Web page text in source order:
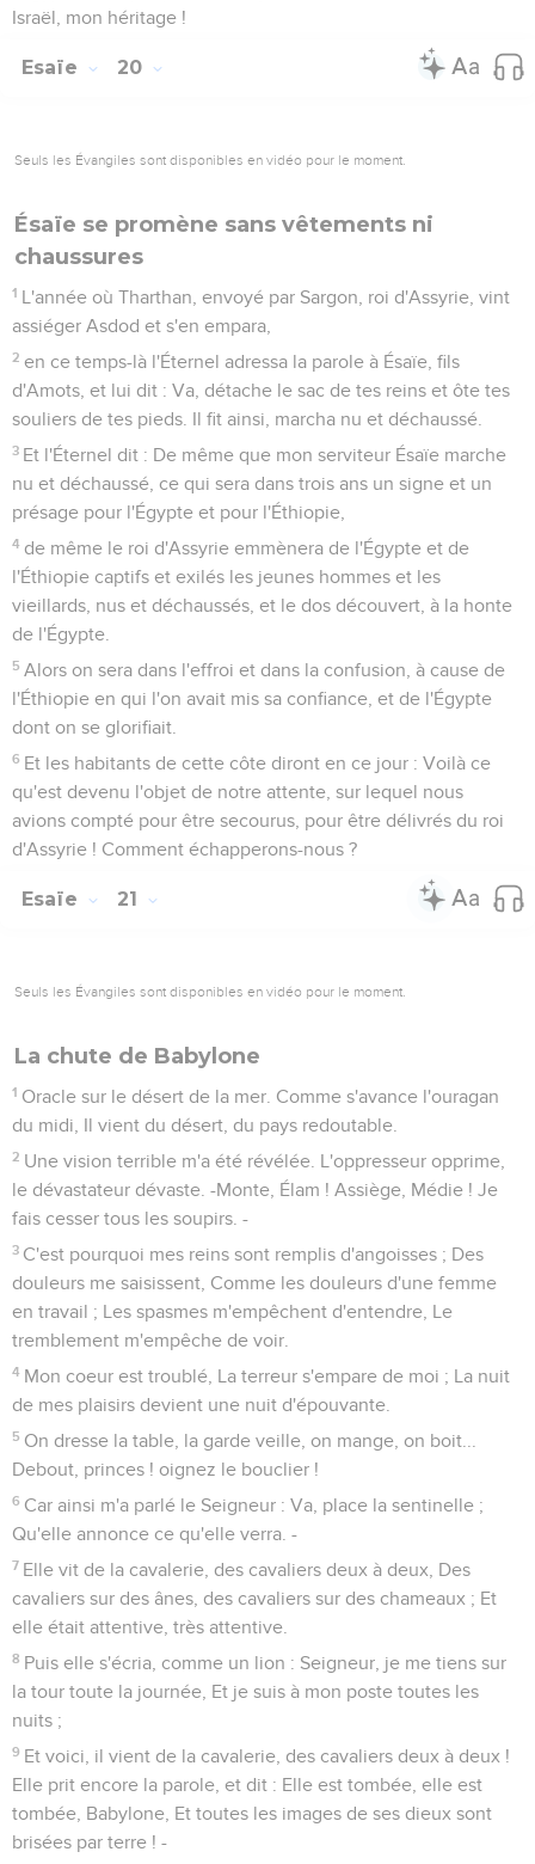
Israël, mon héritage !
Esaïe 20
Seuls les Évangiles sont disponibles en vidéo pour le moment.
Ésaïe se promène sans vêtements ni
chaussures
1 L'année où Tharthan, envoyé par Sargon, roi d'Assyrie, vint
assiéger Asdod et s'en empara,
2 en ce temps-là l'Éternel adressa la parole à Ésaïe, fils
d'Amots, et lui dit : Va, détache le sac de tes reins et ôte tes
souliers de tes pieds. Il fit ainsi, marcha nu et déchaussé.
3 Et l'Éternel dit : De même que mon serviteur Ésaïe marche
nu et déchaussé, ce qui sera dans trois ans un signe et un
présage pour l'Égypte et pour l'Éthiopie,
4 de même le roi d'Assyrie emmènera de l'Égypte et de
l'Éthiopie captifs et exilés les jeunes hommes et les
vieillards, nus et déchaussés, et le dos découvert, à la honte
de l'Égypte.
5 Alors on sera dans l'effroi et dans la confusion, à cause de
l'Éthiopie en qui l'on avait mis sa confiance, et de l'Égypte
dont on se glorifiait.
6 Et les habitants de cette côte diront en ce jour : Voilà ce
qu'est devenu l'objet de notre attente, sur lequel nous
avions compté pour être secourus, pour être délivrés du roi
d'Assyrie ! Comment échapperons-nous ?
Esaïe 21
Seuls les Évangiles sont disponibles en vidéo pour le moment.
La chute de Babylone
1 Oracle sur le désert de la mer. Comme s'avance l'ouragan
du midi, Il vient du désert, du pays redoutable.
2 Une vision terrible m'a été révélée. L'oppresseur opprime,
le dévastateur dévaste. -Monte, Élam ! Assiège, Médie ! Je
fais cesser tous les soupirs. -
3 C'est pourquoi mes reins sont remplis d'angoisses ; Des
douleurs me saisissent, Comme les douleurs d'une femme
en travail ; Les spasmes m'empêchent d'entendre, Le
tremblement m'empêche de voir.
4 Mon coeur est troublé, La terreur s'empare de moi ; La nuit
de mes plaisirs devient une nuit d'épouvante.
5 On dresse la table, la garde veille, on mange, on boit...
Debout, princes ! oignez le bouclier !
6 Car ainsi m'a parlé le Seigneur : Va, place la sentinelle ;
Qu'elle annonce ce qu'elle verra. -
7 Elle vit de la cavalerie, des cavaliers deux à deux, Des
cavaliers sur des ânes, des cavaliers sur des chameaux ; Et
elle était attentive, très attentive.
8 Puis elle s'écria, comme un lion : Seigneur, je me tiens sur
la tour toute la journée, Et je suis à mon poste toutes les
nuits ;
9 Et voici, il vient de la cavalerie, des cavaliers deux à deux !
Elle prit encore la parole, et dit : Elle est tombée, elle est
tombée, Babylone, Et toutes les images de ses dieux sont
brisées par terre ! -